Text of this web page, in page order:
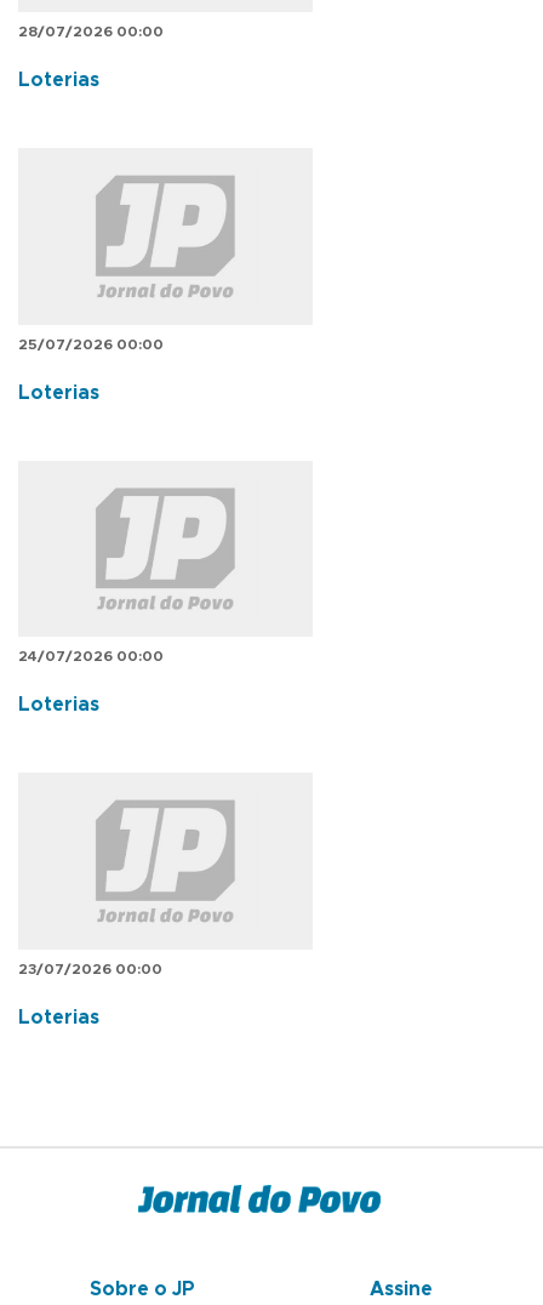
28/07/2026 00:00
Loterias
25/07/2026 00:00
Loterias
24/07/2026 00:00
Loterias
23/07/2026 00:00
Loterias
Sobre o JP Assine